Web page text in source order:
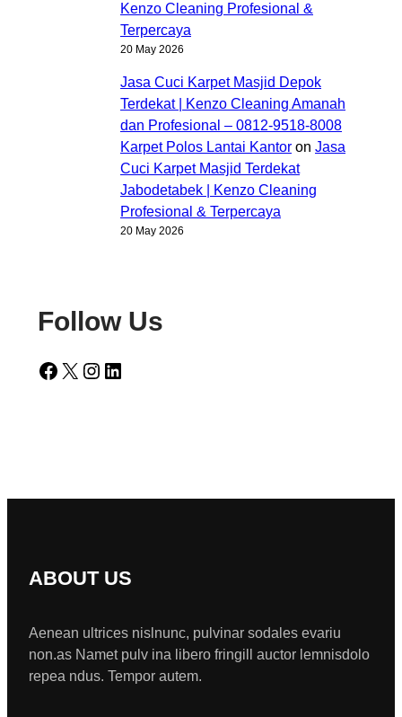
Kenzo Cleaning Profesional &
Terpercaya
20 May 2026
Jasa Cuci Karpet Masjid Depok
Terdekat | Kenzo Cleaning Amanah
dan Profesional – 0812-9518-8008
Karpet Polos Lantai Kantor on Jasa
Cuci Karpet Masjid Terdekat
Jabodetabek | Kenzo Cleaning
Profesional & Terpercaya
20 May 2026
Follow Us
Facebook X Instagram LinkedIn
ABOUT US
Aenean ultrices nislnunc, pulvinar sodales evariu
non.as Namet pulv ina libero fringill auctor lemnisdolo
repea ndus. Tempor autem.